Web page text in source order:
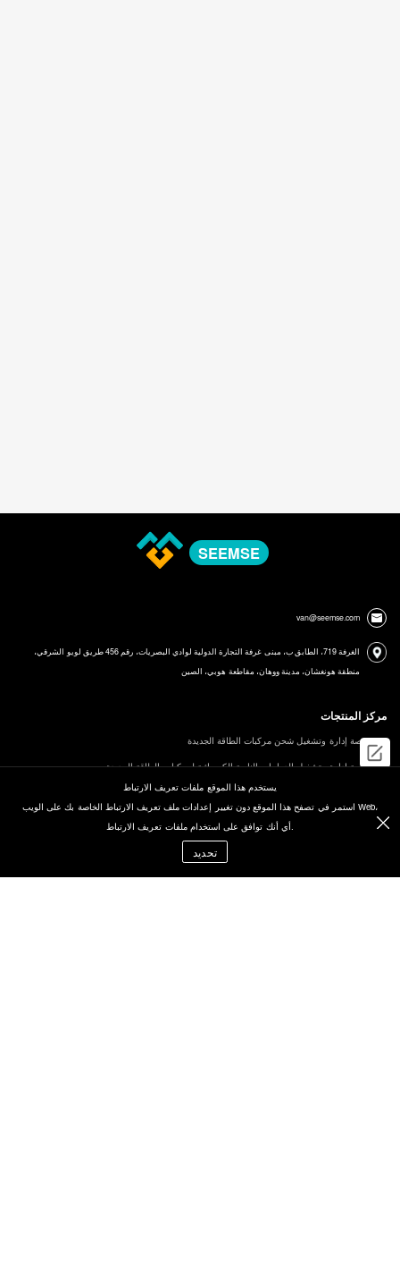
SEEMSE
van@seemse.com
الغرفة 719، الطابق ب، مبنى غرفة التجارة الدولية لوادي البصريات، رقم 456 طريق لويو الشرقي،
منطقة هونغشان، مدينة ووهان، مقاطعة هوبي، الصين
مركز المنتجات
منصة إدارة وتشغيل شحن مركبات الطاقة الجديدة
منصة إدارة وتشغيل الدراجات النارية الكهربائية لمركبات الطاقة الجديدة
نظام إدارة طاقة الدب القطبي
محطة شحن التيار المتردد للسيارات الكهربائية الجديدة
جهة الاتصال: السيد فان
يستخدم هذا الموقع ملفات تعريف الارتباط
استمر في تصفح هذا الموقع دون تغيير إعدادات ملف تعريف الارتباط الخاصة بك على الويب Web،
أي أنك توافق على استخدام ملفات تعريف الارتباط.
تحديد